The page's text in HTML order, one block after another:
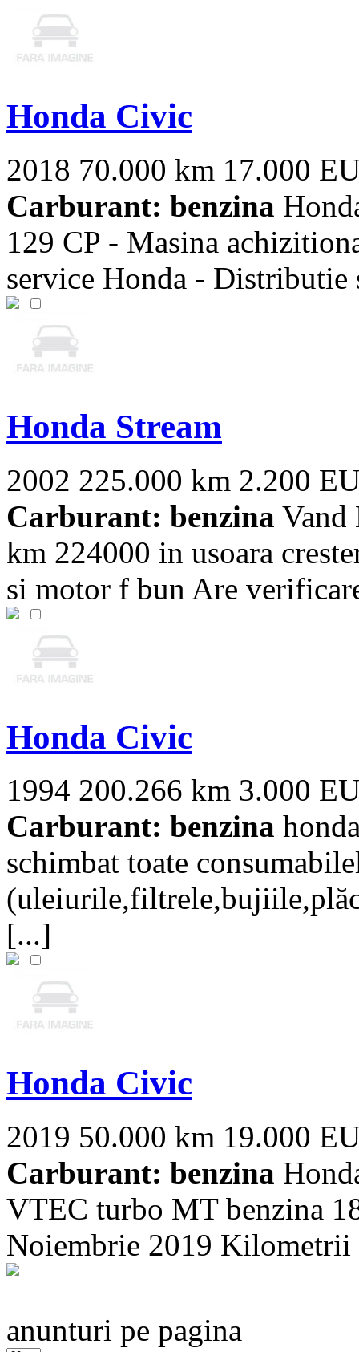
Honda Civic
2018 70.000 km 17.000
Carburant: benzina
129 CP - Masina
service Honda - Distributie
Honda Stream
2002 225.000 km 2.200
Carburant: benzina Vand
km 224000 in usoara
si motor f bun Are
Honda Civic
1994 200.266 km 3.000
Carburant: benzina
schimbat toate
[...]
Honda Civic
2019 50.000 km 19.000
Carburant: benzina
VTEC turbo MT benzina
Noiembrie 2019
anunturi pe pagina